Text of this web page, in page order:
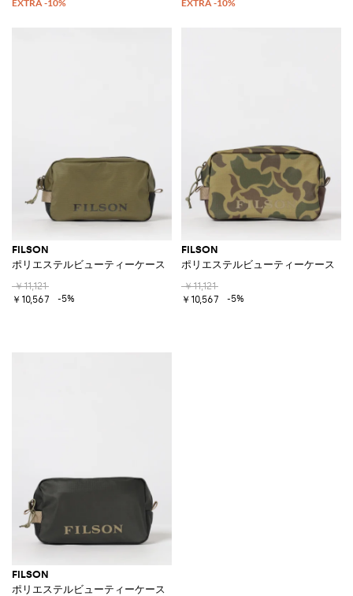
FILSON
ポリエステルビューティーケース
￥11,121
￥10,567
-5%
FILSON
ポリエステルビューティーケース
￥11,121
￥10,567
-5%
FILSON
ポリエステルビューティーケース